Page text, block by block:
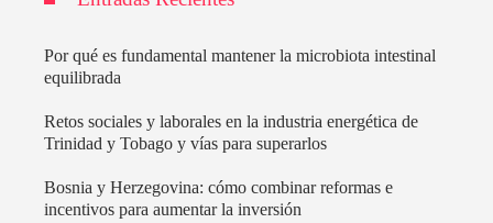
Por qué es fundamental mantener la microbiota intestinal
equilibrada
Retos sociales y laborales en la industria energética de
Trinidad y Tobago y vías para superarlos
Bosnia y Herzegovina: cómo combinar reformas e
incentivos para aumentar la inversión